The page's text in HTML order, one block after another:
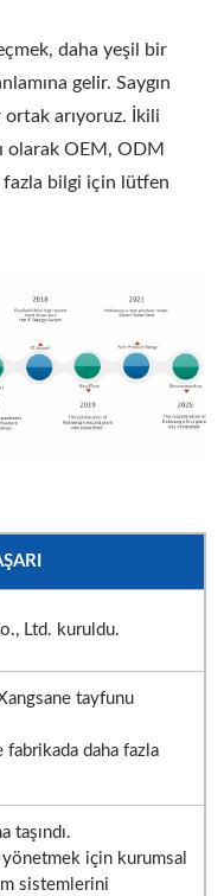
daha yeşil bir
gelir. Saygın
arıyoruz. İkili
olarak OEM, ODM
bilgi için lütfen
Ltd. kuruldu.
tayfunu
daha fazla
taşındı.
için kurumsal
sistemlerini